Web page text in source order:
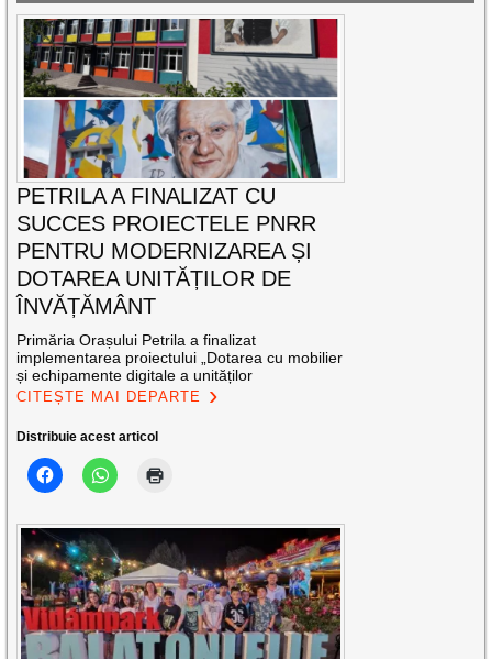
PETRILA A FINALIZAT CU
SUCCES PROIECTELE PNRR
PENTRU MODERNIZAREA ȘI
DOTAREA UNITĂȚILOR DE
ÎNVĂȚĂMÂNT
Primăria Orașului Petrila a finalizat
implementarea proiectului „Dotarea cu mobilier
și echipamente digitale a unităților
CITEȘTE MAI DEPARTE
Distribuie acest articol